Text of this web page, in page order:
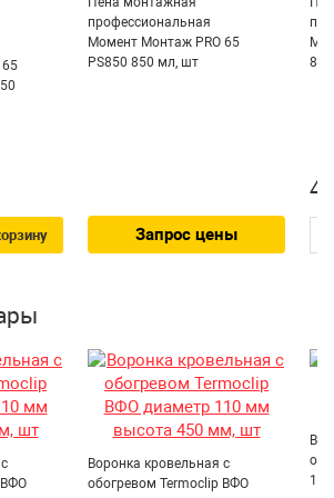
и разным климатическим
коррозии;
который позволяет предотвратить
используемый в воронке
замерзания воды в приемном
время года (теплоотдача
30 Вт/м, напряжение/
профессиональная
Момент Монтаж PRO 65
PS850 850 мл, шт
Запрос цены
ВФО
Воронка кровельная с
обогревом Termoclip ВФО